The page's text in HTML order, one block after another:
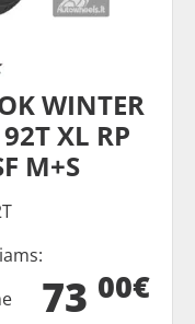
WINTER
XL RP
M+S
73 00€